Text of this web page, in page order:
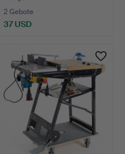
2 Gebote
37 USD